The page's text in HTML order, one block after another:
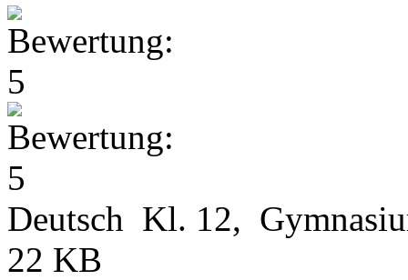
Deutsch Kl. 12,
22 KB